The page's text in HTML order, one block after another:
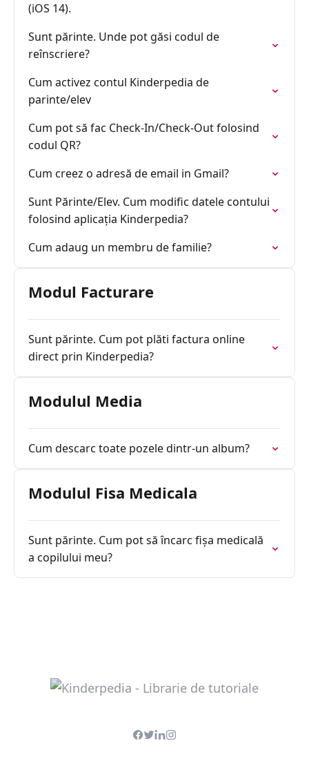
(iOS 14).
Sunt părinte. Unde pot găsi codul de
reînscriere?
Cum activez contul Kinderpedia de
parinte/elev
Cum pot să fac Check-In/Check-Out folosind
codul QR?
Cum creez o adresă de email in Gmail?
Sunt Părinte/Elev. Cum modific datele contului
folosind aplicația Kinderpedia?
Cum adaug un membru de familie?
Modul Facturare
Sunt părinte. Cum pot plăti factura online
direct prin Kinderpedia?
Modulul Media
Cum descarc toate pozele dintr-un album?
Modulul Fisa Medicala
Sunt părinte. Cum pot să încarc fișa medicală
a copilului meu?